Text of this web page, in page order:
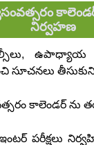
నిర్వహణ
ఉపాధ్యాయ
సూచనలు
కాలెండర్
పరీక్షలు